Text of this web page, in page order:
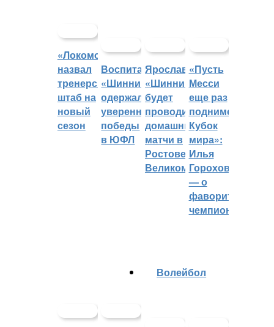
«Локомотив»
назвал
тренерский
штаб на
новый
сезон
Воспитанники
«Шинника»
одержали
уверенные
победы
в ЮФЛ
Ярославский
«Шинник»
будет
проводить
домашние
матчи в
Ростове
Великом
«Пусть
Месси
еще раз
поднимет
Кубок
мира»:
Илья
Горохов
— о
фаворитах
чемпионата
Волейбол